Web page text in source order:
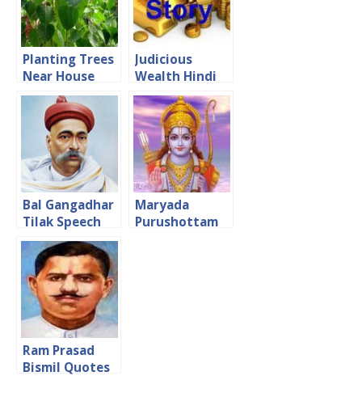
Planting Trees
Near House
Vastu Tips
Judicious
Wealth Hindi
Short Story
Bal Gangadhar
Tilak Speech
बाल गंगाधर तिलक का
भाषण
Maryada
Purushottam
Ram Prasad
Bismil Quotes